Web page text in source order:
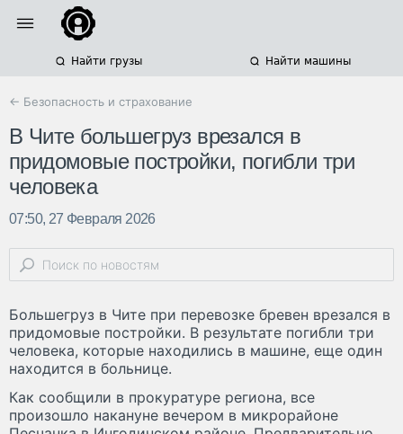
Найти грузы Найти машины
← Безопасность и страхование
В Чите большегруз врезался в
придомовые постройки, погибли три
человека
07:50, 27 Февраля 2026
Большегруз в Чите при перевозке бревен врезался в
придомовые постройки. В результате погибли три
человека, которые находились в машине, еще один
находится в больнице.
Как сообщили в прокуратуре региона, все
произошло накануне вечером в микрорайоне